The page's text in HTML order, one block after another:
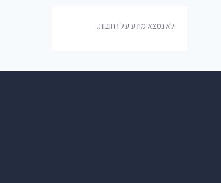
לא נמצא מידע על רחובות.